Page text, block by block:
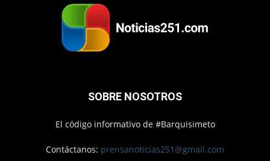
SOBRE NOSOTROS
El código informativo de #Barquisimeto
Contáctanos: prensanoticias251@gmail.com